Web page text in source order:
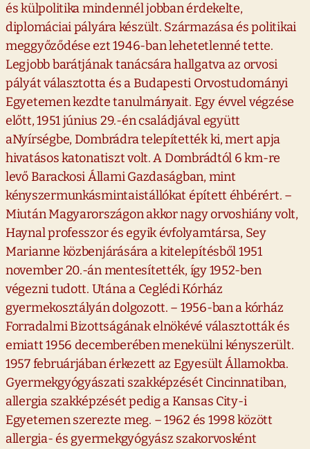
és külpolitika mindennél jobban érdekelte,
diplomáciai pályára készült. Származása és politikai
meggyőződése ezt 1946-ban lehetetlenné tette.
Legjobb barátjának tanácsára hallgatva az orvosi
pályát választotta és a Budapesti Orvostudományi
Egyetemen kezdte tanulmányait. Egy évvel végzése
előtt, 1951 június 29.-én családjával együtt
aNyírségbe, Dombrádra telepítették ki, mert apja
hivatásos katonatiszt volt. A Dombrádtól 6 km-re
levő Barackosi Állami Gazdaságban, mint
kényszermunkásmintaistállókat épített éhbérért. –
Miután Magyarországon akkor nagy orvoshiány volt,
Haynal professzor és egyik évfolyamtársa, Sey
Marianne közbenjárására a kitelepítésből 1951
november 20.-án mentesítették, így 1952-ben
végezni tudott. Utána a Ceglédi Kórház
gyermekosztályán dolgozott. – 1956-ban a kórház
Forradalmi Bizottságának elnökévé választották és
emiatt 1956 decemberében menekülni kényszerült.
1957 februárjában érkezett az Egyesült Államokba.
Gyermekgyógyászati szakképzését Cincinnatiban,
allergia szakképzését pedig a Kansas City-i
Egyetemen szerezte meg. – 1962 és 1998 között
allergia- és gyermekgyógyász szakorvosként